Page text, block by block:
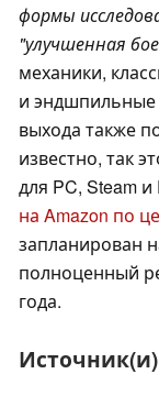
формы
"улучшенная
механики,
и эндшпильные
выхода также
известно, так
для PC, Steam
на Amazon по
запланирован
полноценный
года.
Источник(и)